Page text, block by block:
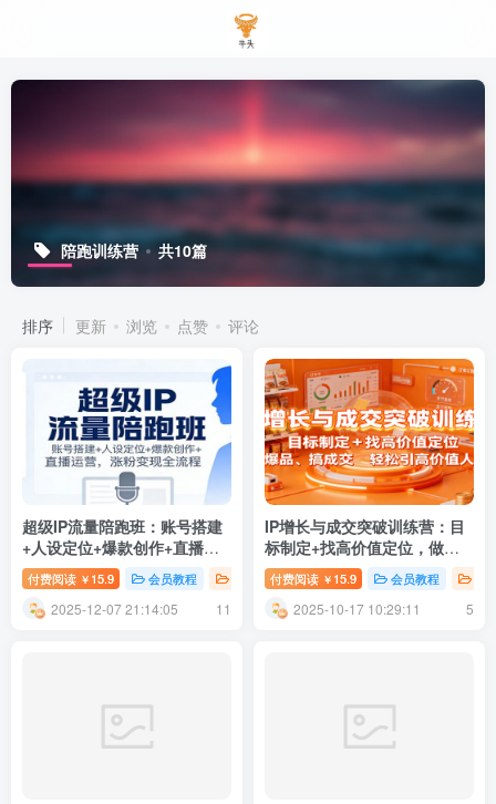
陪跑训练营 共10篇
排序 更新 浏览 点赞 评论
超级IP流量陪跑班：账号搭建
+人设定位+爆款创作+直播运
营，涨粉变现全流程
付费阅读 ￥ 15.9 会员教程 新媒体运营
2025-12-07 21:14:05 11
IP增长与成交突破训练营：目
标制定+找高价值定位，做爆
品、搞成交，轻松引高价值人
脉付费阅读 ￥ 15.9 会员教程
2025-10-17 10:29:11 5